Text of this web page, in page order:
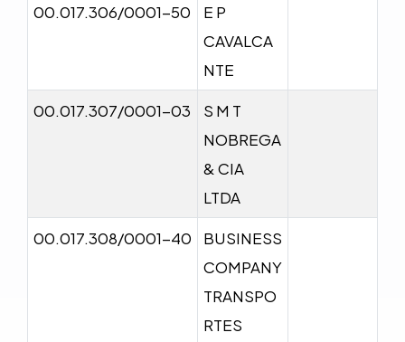
00.017.306/0001-50
E P
CAVALCA
NTE
00.017.307/0001-03
S M T
NOBREGA
& CIA
LTDA
00.017.308/0001-40
BUSINESS
COMPANY
TRANSPO
RTES